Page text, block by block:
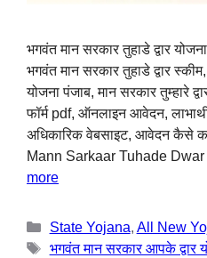
भगवंत मान सरकार तुहाडे द्वार
भगवंत मान सरकार तुहाडे द्वार
योजना पंजाब, मान सरकार तुम्हारे
फॉर्म pdf, ऑनलाइन आवेदन,
अधिकारिक वेबसाइट, आवेदन कैसे
Mann Sarkaar Tuhade
more
State Yojana, All New
भगवंत मान सरकार आपके द्वार